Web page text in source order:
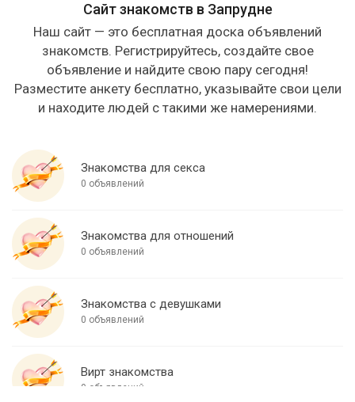
Сайт знакомств в Запрудне
Наш сайт — это бесплатная доска объявлений
знакомств. Регистрируйтесь, создайте свое
объявление и найдите свою пару сегодня!
Разместите анкету бесплатно, указывайте свои цели
и находите людей с такими же намерениями.
Знакомства для секса
0 объявлений
Знакомства для отношений
0 объявлений
Знакомства с девушками
0 объявлений
Вирт знакомства
0 объявлений